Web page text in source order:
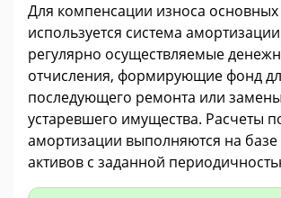
Для компенсации износа
используется система
регулярно осуществляемые
отчисления, формирующие фонд
последующего ремонта или замены
устаревшего имущества. Расчеты
амортизации выполняются на базе
активов с заданной